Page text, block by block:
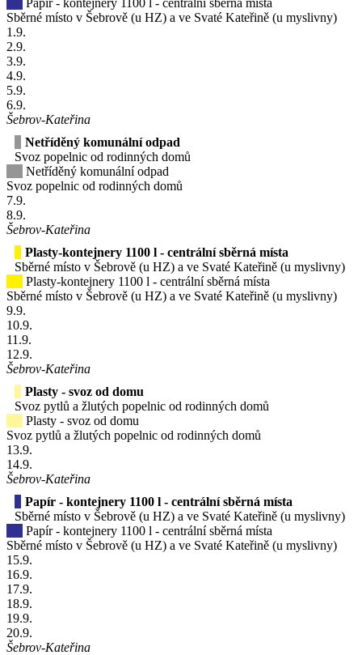
Sběrné místo v Šebrově (u HZ) a ve Svaté Kateřině (u myslivny)
1 .9.
2.9.
3.9.
4.9.
5.9.
6.9.
Šebrov-Kateřina
Netříděný komunální odpad
Svoz popelnic od rodinných domů
Netříděný komunální odpad
Svoz popelnic od rodinných domů
7.9.
8.9.
Šebrov-Kateřina
Plasty-kontejnery 1100 l - centrální sběrná místa
Sběrné místo v Šebrově (u HZ) a ve Svaté Kateřině (u myslivny)
Plasty-kontejnery 1100 l - centrální sběrná místa
Sběrné místo v Šebrově (u HZ) a ve Svaté Kateřině (u myslivny)
9.9.
10.9.
11 .9.
12.9.
Šebrov-Kateřina
Plasty - svoz od domu
Svoz pytlů a žlutých popelnic od rodinných domů
Plasty - svoz od domu
Svoz pytlů a žlutých popelnic od rodinných domů
13.9.
14.9.
Šebrov-Kateřina
Papír - kontejnery 1100 l - centrální sběrná místa
Sběrné místo v Šebrově (u HZ) a ve Svaté Kateřině (u myslivny)
Papír - kontejnery 1100 l - centrální sběrná místa
Sběrné místo v Šebrově (u HZ) a ve Svaté Kateřině (u myslivny)
15.9.
16.9.
17.9.
18.9.
19.9.
20.9.
Šebrov-Kateřina